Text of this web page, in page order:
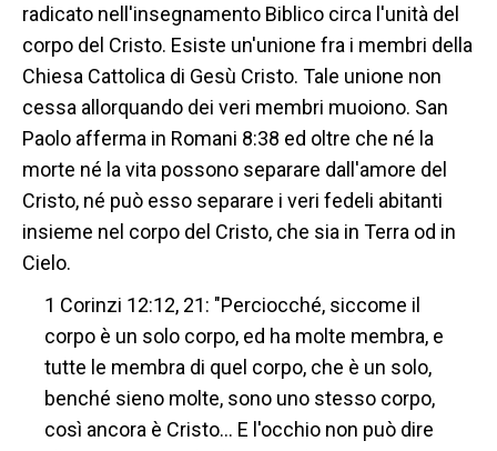
radicato nell'insegnamento Biblico circa l'unità del
corpo del Cristo. Esiste un'unione fra i membri della
Chiesa Cattolica di Gesù Cristo. Tale unione non
cessa allorquando dei veri membri muoiono. San
Paolo afferma in Romani 8:38 ed oltre che né la
morte né la vita possono separare dall'amore del
Cristo, né può esso separare i veri fedeli abitanti
insieme nel corpo del Cristo, che sia in Terra od in
Cielo.
1 Corinzi 12:12, 21: "Perciocché, siccome il
corpo è un solo corpo, ed ha molte membra, e
tutte le membra di quel corpo, che è un solo,
benché sieno molte, sono uno stesso corpo,
così ancora è Cristo… E l'occhio non può dire